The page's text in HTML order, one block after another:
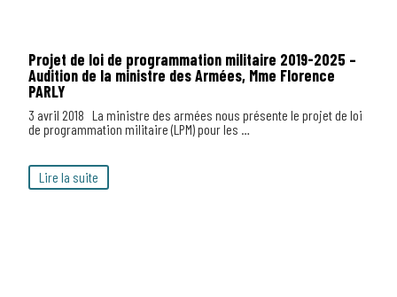
Projet de loi de programmation militaire 2019-2025 –
Audition de la ministre des Armées, Mme Florence
PARLY
3 avril 2018 La ministre des armées nous présente le projet de loi
de programmation militaire (LPM) pour les …
Lire la suite